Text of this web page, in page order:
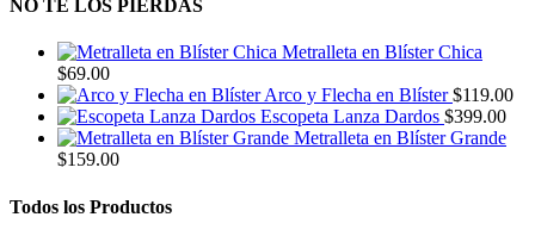
NO TE LOS PIERDAS
Metralleta en Blíster Chica
$69.00
Arco y Flecha en Blíster $119.00
Escopeta Lanza Dardos $399.00
Metralleta en Blíster Grande
$159.00
Todos los Productos